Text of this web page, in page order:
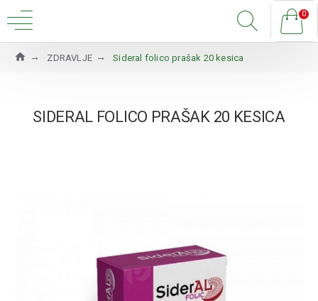
0
ZDRAVLJE Sideral folico prašak 20 kesica
SIDERAL FOLICO PRAŠAK 20 KESICA